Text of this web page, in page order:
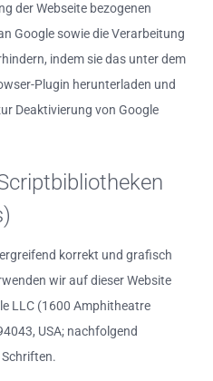
der Webseite bezogenen
Google sowie die Verarbeitung
indem sie das unter dem
Plugin herunterladen und
Deaktivierung von Google
korrekt und grafisch
wir auf dieser Website
LLC (1600 Amphitheatre
USA; nachfolgend
Schriften.